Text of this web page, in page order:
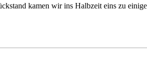
kamen wir ins Halbzeit eins zu